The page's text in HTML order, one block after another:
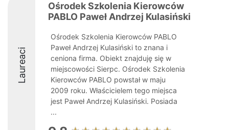
Laureaci
Ośrodek Szkolenia Kierowców
PABLO Paweł Andrzej Kulasiński
Ośrodek Szkolenia Kierowców PABLO
Paweł Andrzej Kulasiński to znana i
ceniona firma. Obiekt znajduję się w
miejscowości Sierpc. Ośrodek Szkolenia
Kierowców PABLO powstał w maju
2009 roku. Właścicielem tego miejsca
jest Paweł Andrzej Kulasiński. Posiada
...